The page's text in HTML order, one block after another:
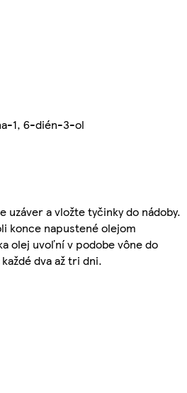
1, 6-dién-3-ol
uzáver a vložte tyčinky do nádoby.
konce napustené olejom
olej uvoľní v podobe vône do
dva až tri dni.